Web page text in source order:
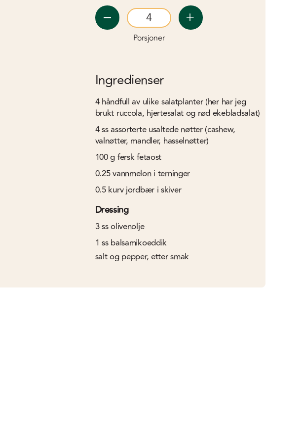
Porsjoner
Ingredienser
4 håndfull av ulike salatplanter (her har jeg
brukt ruccola, hjertesalat og rød ekebladsalat)
4ssassorterte usaltede nøtter (cashew,
valnøtter, mandler, hasselnøtter)
100gfersk fetaost
0.25vannmelon i terninger
0.5 kurv jordbær i skiver
Dressing
3ssolivenolje
1 ss balsamikoeddik
salt og pepper, etter smak